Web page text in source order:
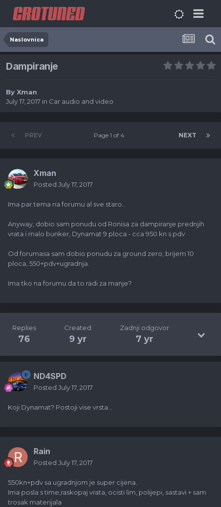
Naslovnica
Dampiranje
By Xman
July 17, 2017 in Car audio and video
PREV NEXT
Page 1 of 4
Xman
Posted July 17, 2017
Ima par tema na forumu al sve staro..
Anyway, dobio sam ponudu od Ronisa za dampiranje prednjih
vrata i malo bunker, Dynamat 9 ploca - cca 950 kn s pdv
Od forumasa sam dobio ponudu za ground zero, brijem 10
ploca, 550+pdv+ugradnja.
Ima tko na forumu da to radi za manje?
Replies
76
Created
9 yr
Zadnji odgovor
7 yr
ND4SPD
Posted July 17, 2017
Koji Dynamat? Postoji vise vrsta...
Rain
Posted July 17, 2017
550kn+pdv sa ugradnjom je super cijena.
Ima posla s time,raskopaj vrata, ocisti lim, polijepi, sastavi + sam
trosak materijala